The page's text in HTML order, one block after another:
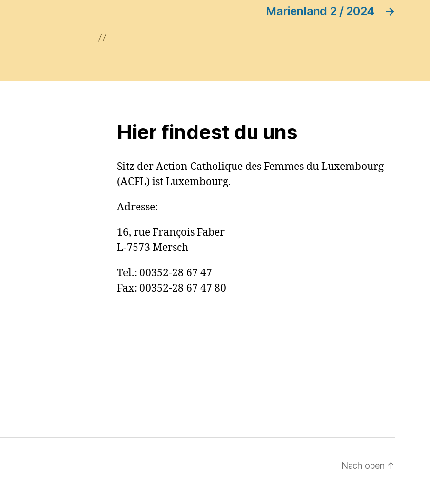
→
Marienland 2 / 2024
Hier findest du uns
Sitz der Action Catholique des Femmes du Luxembourg
(ACFL) ist Luxembourg.
Adresse:
16, rue François Faber
L-7573 Mersch
Tel.: 00352-28 67 47
Fax: 00352-28 67 47 80
Nach oben ↑